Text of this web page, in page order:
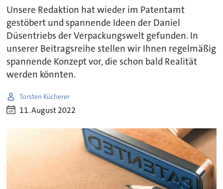
Unsere Redaktion hat wieder im Patentamt
gestöbert und spannende Ideen der Daniel
Düsentriebs der Verpackungswelt gefunden. In
unserer Beitragsreihe stellen wir Ihnen regelmäßig
spannende Konzept vor, die schon bald Realität
werden könnten.
Torsten Kücherer
11. August 2022